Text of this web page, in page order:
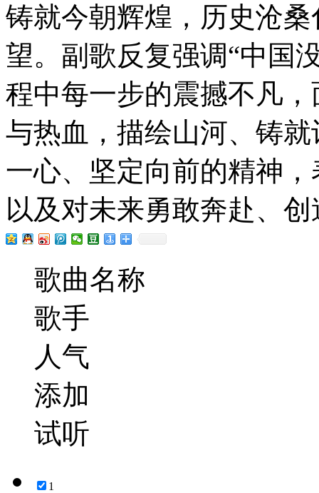
铸就今朝辉煌，历史沧
望。副歌反复强调“中国
程中每一步的震撼不凡
与热血，描绘山河、铸
一心、坚定向前的精神
以及对未来勇敢奔赴、
歌曲名称
歌手
人气
添加
试听
1